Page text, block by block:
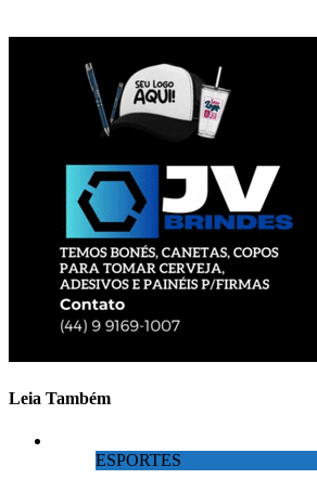
Leia Também
ESPORTES